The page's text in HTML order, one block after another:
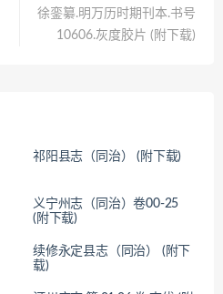
徐銮纂.明万历时期刊本.书号
10606.灰度胶片 (附下载)
祁阳县志（同治） (附下载)
义宁州志（同治）卷00-25
(附下载)
续修永定县志（同治） (附下
载)